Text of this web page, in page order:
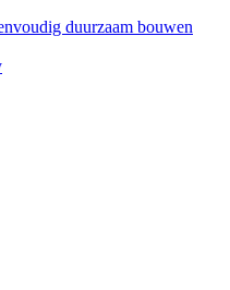
duurzaam bouwen